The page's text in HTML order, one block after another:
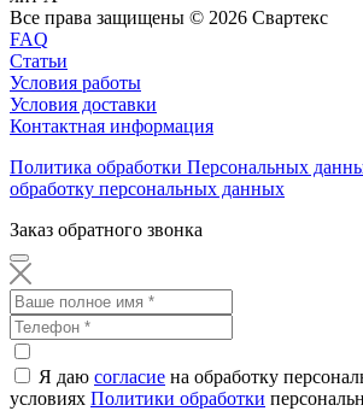
Все права защищены © 2026 Свартекс
FAQ
Статьи
Условия работы
Условия доставки
Контактная информация
Политика обработки Персональных
обработку персональных данных
Заказ обратного звонка
Я даю согласие на обработку
условиях Политики обработки